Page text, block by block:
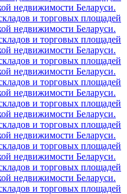
недвижимости Беларуси.
и торговых площадей
недвижимости Беларуси.
и торговых площадей
недвижимости Беларуси.
и торговых площадей
недвижимости Беларуси.
и торговых площадей
недвижимости Беларуси.
и торговых площадей
недвижимости Беларуси.
и торговых площадей
недвижимости Беларуси.
и торговых площадей
недвижимости Беларуси.
и торговых площадей
недвижимости Беларуси.
и торговых площадей